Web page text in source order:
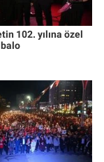
102. yılına özel